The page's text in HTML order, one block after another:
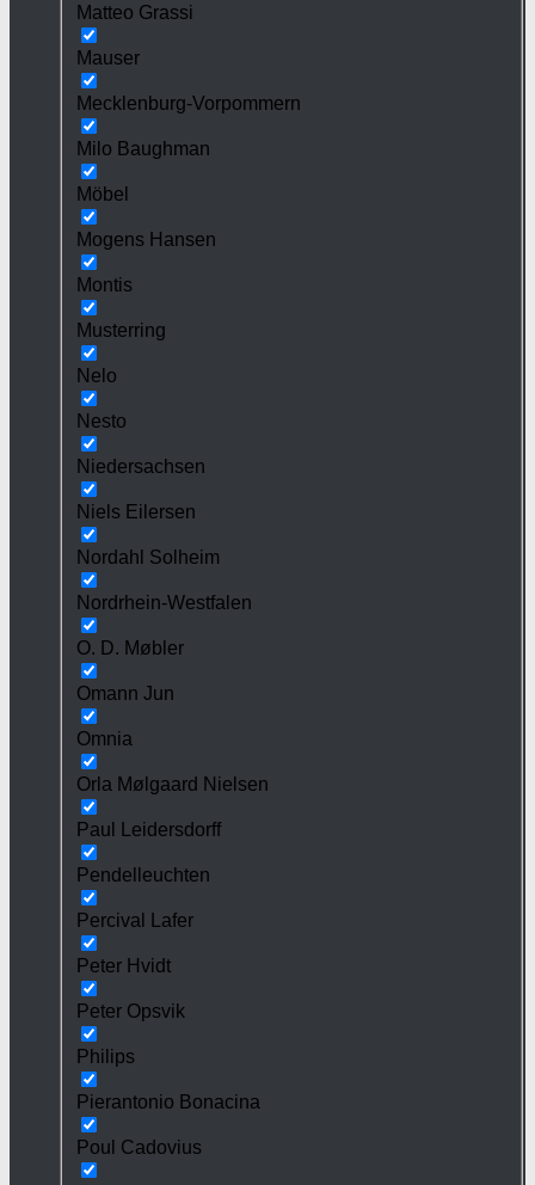
Matteo Grassi
Mauser
Mecklenburg-Vorpommern
Milo Baughman
Möbel
Mogens Hansen
Montis
Musterring
Nelo
Nesto
Niedersachsen
Niels Eilersen
Nordahl Solheim
Nordrhein-Westfalen
O. D. Møbler
Omann Jun
Omnia
Orla Mølgaard Nielsen
Paul Leidersdorff
Pendelleuchten
Percival Lafer
Peter Hvidt
Peter Opsvik
Philips
Pierantonio Bonacina
Poul Cadovius